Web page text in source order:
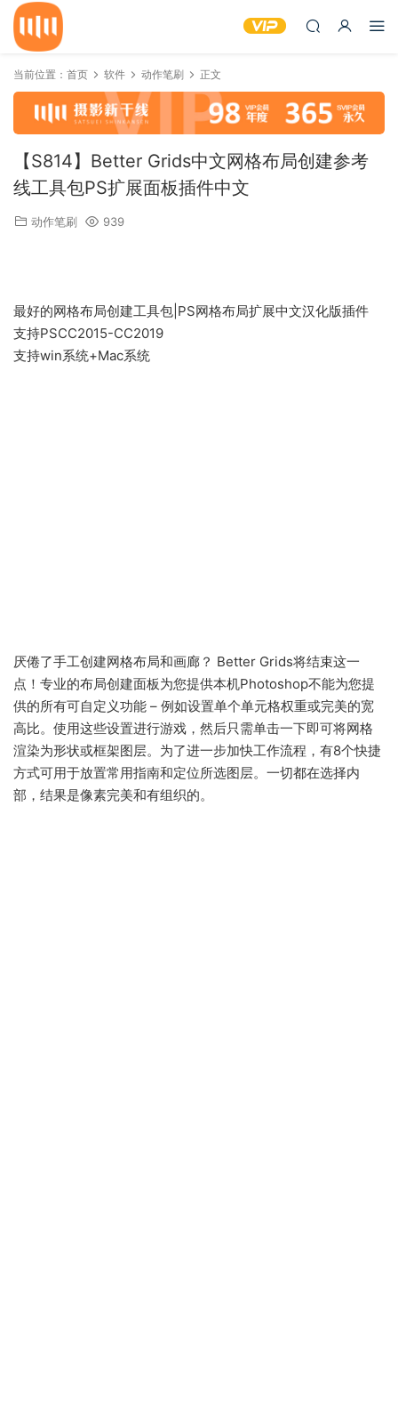
当前位置： 首页 软件 动作笔刷 正文
【S814】Better Grids中文网格布局创建参考
线工具包PS扩展面板插件中文
动作笔刷 939
最好的网格布局创建工具包|PS网格布局扩展中文汉化版插件
支持PSCC2015-CC2019
支持win系统+Mac系统
厌倦了手工创建网格布局和画廊？ Better Grids将结束这一
点！专业的布局创建面板为您提供本机Photoshop不能为您提
供的所有可自定义功能 – 例如设置单个单元格权重或完美的宽
高比。使用这些设置进行游戏，然后只需单击一下即可将网格
渲染为形状或框架图层。为了进一步加快工作流程，有8个快捷
方式可用于放置常用指南和定位所选图层。一切都在选择内
部，结果是像素完美和有组织的。